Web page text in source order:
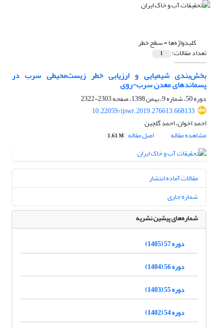
کلیدواژه‌ها =سطح خطر
تعداد مقالات: 1
بخش‌بندی شیمیایی و ارزیابی خطر زیست‌محیطی سرب در
پسماندهای معدن سرب-روی
دوره 50، شماره 9، بهمن 1398، صفحه
2303-2322
10.22059/ijswr.2019.276613.668133
احمد اخوان، احمد گلچین
مشاهده مقاله
اصل مقاله 1.61 M
مقالات آماده انتشار
شماره جاری
شماره‌های پیشین نشریه
دوره 57 (1405)
دوره 56 (1404)
دوره 55 (1403)
دوره 54 (1402)